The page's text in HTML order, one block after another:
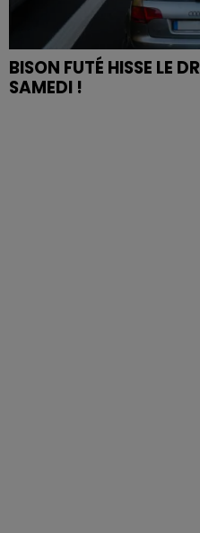
BISON FUTÉ HISSE LE
SAMEDI !